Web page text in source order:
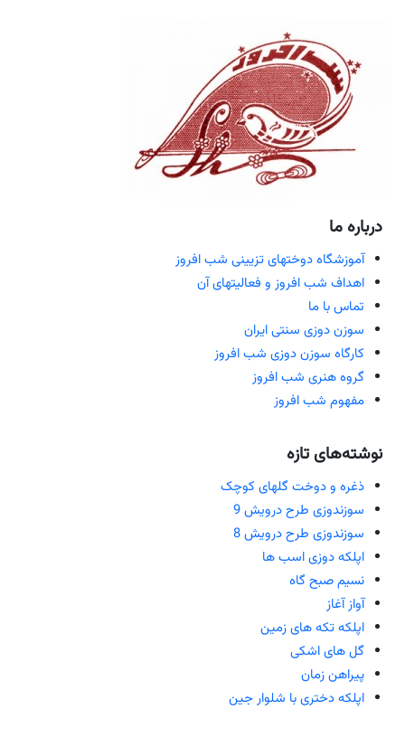
درباره ما
آموزشگاه دوختهای تزیینی شب افروز
اهداف شب افروز و فعالیتهای آن
تماس با ما
سوزن دوزی سنتی ایران
کارگاه سوزن دوزی شب افروز
گروه هنری شب افروز
مفهوم شب افروز
نوشته‌های تازه
ذغره و دوخت گلهای کوچک
سوزندوزی طرح درویش 9
سوزندوزی طرح درویش 8
اپلکه دوزی اسب ها
نسیم صبح گاه
آواز آغاز
اپلکه تکه های زمین
گل های اشکی
پیراهن زمان
اپلکه دختری با شلوار جین